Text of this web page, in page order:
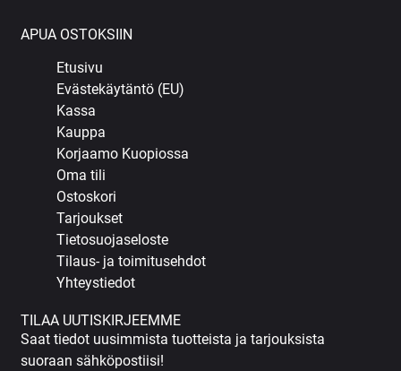
APUA OSTOKSIIN
Etusivu
Evästekäytäntö (EU)
Kassa
Kauppa
Korjaamo Kuopiossa
Oma tili
Ostoskori
Tarjoukset
Tietosuojaseloste
Tilaus- ja toimitusehdot
Yhteystiedot
TILAA UUTISKIRJEEMME
Saat tiedot uusimmista tuotteista ja tarjouksista
suoraan sähköpostiisi!